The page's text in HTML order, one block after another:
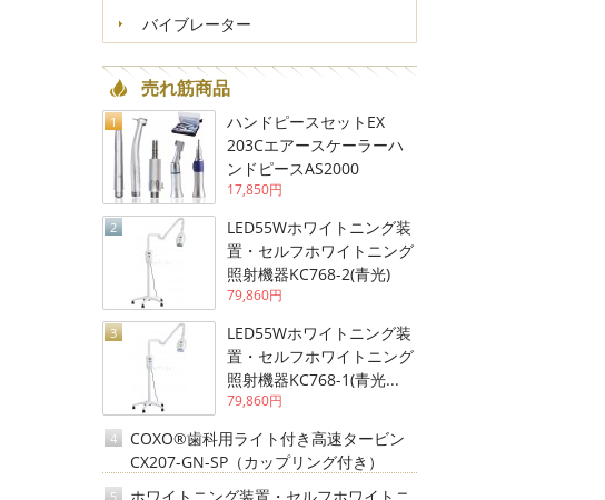
バイブレーター
売れ筋商品
ハンドピースセットEX
203Cエアースケーラーハ
ンドピースAS2000
17,850円
1
LED55Wホワイトニング装
置・セルフホワイトニング
照射機器KC768-2(青光)
79,860円
2
LED55Wホワイトニング装
置・セルフホワイトニング
照射機器KC768-1(青光...
79,860円
3
COXO®歯科用ライト付き高速タービン
CX207-GN-SP（カップリング付き）
4
5